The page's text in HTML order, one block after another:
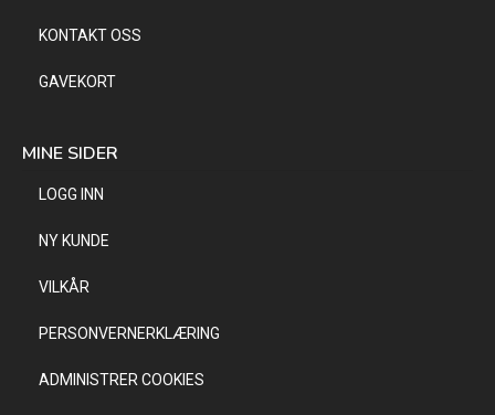
KONTAKT OSS
GAVEKORT
MINE SIDER
LOGG INN
NY KUNDE
VILKÅR
PERSONVERNERKLÆRING
ADMINISTRER COOKIES